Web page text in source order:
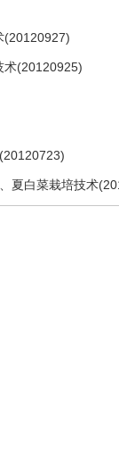
(20120927)
术(20120925)
夏白菜栽培技术